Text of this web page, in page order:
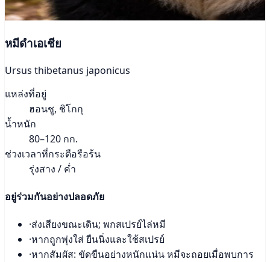
หมีดำเอเชีย
Ursus thibetanus japonicus
แหล่งที่อยู่
ฮอนชู, ชิโกกุ
น้ำหนัก
80–120 กก.
ช่วงเวลาที่กระตือรือร้น
รุ่งสาง / ค่ำ
อยู่ร่วมกันอย่างปลอดภัย
·ส่งเสียงขณะเดิน; พกสเปรย์ไล่หมี
·หากถูกพุ่งใส่ ยืนนิ่งและใช้สเปรย์
·หากสัมผัส: ขัดขืนอย่างหนักแน่น หมีจะถอยเมื่อพบการ